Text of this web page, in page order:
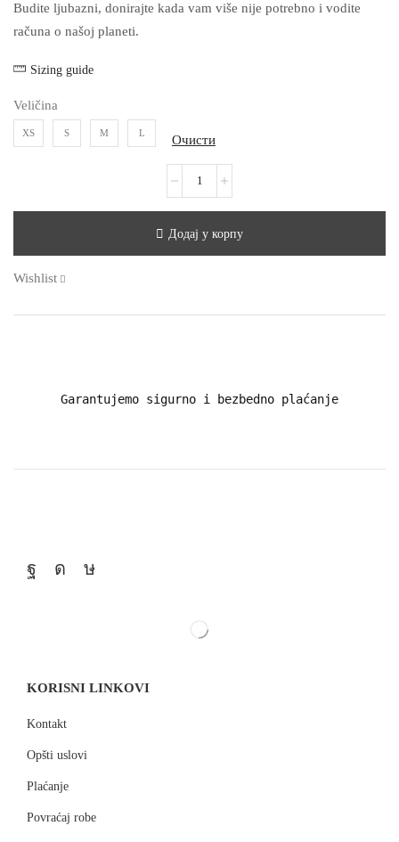
Budite ljubazni, donirajte kada vam više nije potrebno i vodite
računa o našoj planeti.
Sizing guide
Veličina
XS S M L
Очисти
Додај у корпу
Wishlist
Garantujemo sigurno i bezbedno plaćanje
KORISNI LINKOVI
Kontakt
Opšti uslovi
Plaćanje
Povraćaj robe